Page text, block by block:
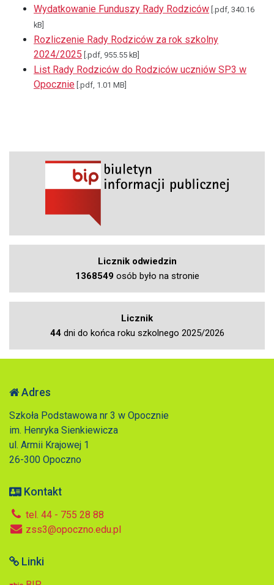
Wydatkowanie Funduszy Rady Rodziców [.pdf, 340.16
kB]
Rozliczenie Rady Rodziców za rok szkolny
2024/2025 [.pdf, 955.55 kB]
List Rady Rodziców do Rodziców uczniów SP3 w
Opocznie [.pdf, 1.01 MB]
Licznik odwiedzin
1368549 osób było na stronie
Licznik
44dni do końca roku szkolnego 2025/2026
Adres
Szkoła Podstawowa nr 3 w Opocznie
im. Henryka Sienkiewicza
ul. Armii Krajowej 1
26-300 Opoczno
Kontakt
tel. 44 - 755 28 88
zss3@opoczno.edu.pl
Linki